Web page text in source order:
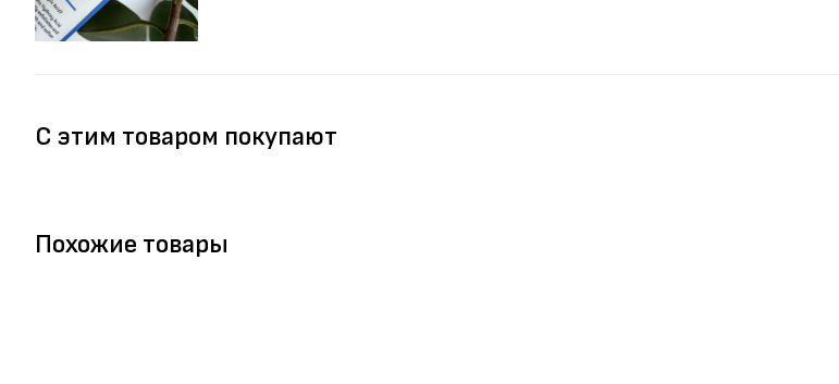
С этим товаром покупают
Похожие товары